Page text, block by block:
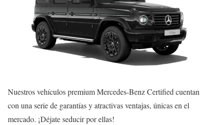
Nuestros vehículos premium Mercedes-Benz Certified cuentan
con una serie de garantías y atractivas ventajas, únicas en el
mercado. ¡Déjate seducir por ellas!